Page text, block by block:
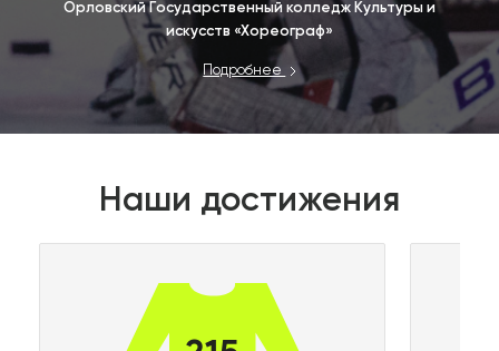
Орловский Государственный колледж Культуры и
искусств «Хореограф»
Подробнее
Наши достижения